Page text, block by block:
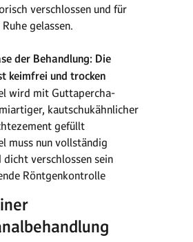
verschlossen und für
gelassen.
der Behandlung: Die
keimfrei und trocken
wird mit Guttapercha-
kautschukähnlicher
gefüllt
muss nun vollständig
dicht verschlossen sein
Röntgenkontrolle